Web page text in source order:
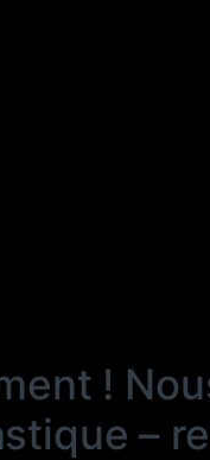
!
–